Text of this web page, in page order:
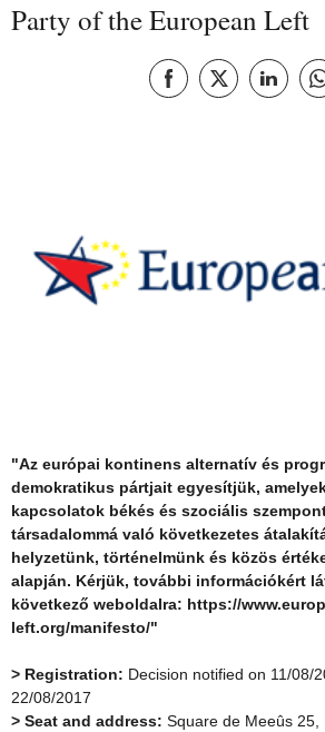
Party of the European Left
Megosztás aMegosztás a
"Az európai kontinens alternatív és
demokratikus pártjait egyesítjük,
kapcsolatok békés és szociális
társadalommá való következetes
helyzetünk, történelmünk és közös
alapján. Kérjük, további információkért
következő weboldalra: https://
left.org/manifesto/"
> Registration: Decision notified on 11/08/
22/08/2017
> Seat and address: Square de Meeûs 25,